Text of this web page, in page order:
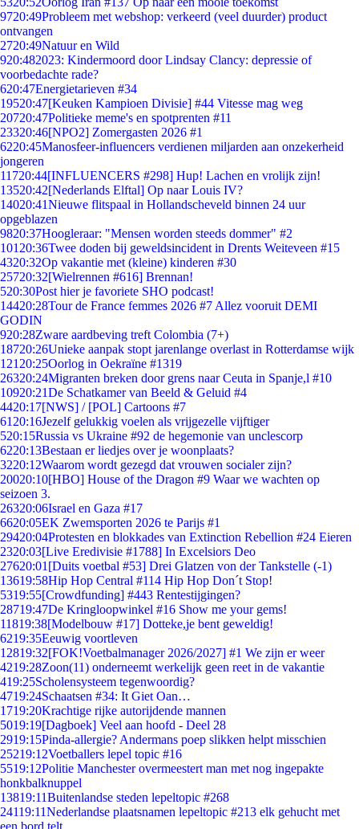
9720:49Probleem met webshop: verkeerd (veel duurder) product
ontvangen
2720:49Natuur en Wild
920:482023: Kindermoord door Lindsay Clancy: depressie of
voorbedachte rade?
620:47Energietarieven #34
19520:47[Keuken Kampioen Divisie] #44 Vitesse mag weg
20720:47Politieke meme's en spotprenten #11
23320:46[NPO2] Zomergasten 2026 #1
6220:45Manosfeer-influencers verdienen miljarden aan onzekerheid
jongeren
11720:44[INFLUENCERS #298] Hup! Lachen en vrolijk zijn!
13520:42[Nederlands Elftal] Op naar Louis IV?
14020:41Nieuwe flitspaal in Hollandscheveld binnen 24 uur
opgeblazen
9820:37Hoogleraar: "Mensen worden steeds dommer" #2
101 20:36Twee doden bij geweldsincident in Drents Weiteveen #15
4320:32Op vakantie met (kleine) kinderen #30
25720:32[Wielrennen #616] Brennan!
520:30Post hier je favoriete SHO podcast!
14420:28Tour de France femmes 2026 #7 Allez vooruit DEMI
GODIN
920:28Zware aardbeving treft Colombia (7+)
18720:26Unieke aanpak stopt jarenlange overlast in Rotterdamse wijk
121 20:25Oorlog in Oekraïne #1319
26320:24Migranten breken door grens naar Ceuta in Spanje,l #10
10920:21De Schatkamer van Beeld & Geluid #4
4420:17[NWS] / [POL] Cartoons #7
61 20:16Jezelf gelukkig voelen als vrijgezelle vijftiger
520:15Russia vs Ukraine #92 de hegemonie van unclescorp
6220:13Bestaan er liedjes over je woonplaats?
3220:12Waarom wordt gezegd dat vrouwen socialer zijn?
20020:10[HBO] House of the Dragon #9 Waar we wachten op
seizoen 3.
26320:06Israel en Gaza #17
6620:05EK Zwemsporten 2026 te Parijs #1
29420:04Protesten en blokkades van Extinction Rebellion #24 Eieren
2320:03[Live Eredivisie #1788] In Excelsiors Deo
27620:01 [Duits voetbal #53] Drei Glatzen von der Tankstelle (-1)
13619:58Hip Hop Central #114 Hip Hop Don´t Stop!
5319:55[Crowdfunding] #443 Rentestijgingen?
28719:47De Kringloopwinkel #16 Show me your gems!
11819:38[Modelbouw #17] Dotteke,je bent geweldig!
6219:35Eeuwig voortleven
12819:32[FOK!Voetbalmanager 2026/2027] #1 We zijn er weer
4219:28Zoon(11) onderneemt werkelijk geen reet in de vakantie
419:25Scholensysteem tegenwoordig?
4719:24Schaatsen #34: It Giet Oan…
1719:20Krachtige rijke autorijdende mannen
5019:19[Dagboek] Veel aan hoofd - Deel 28
2919:15Pinda-allergie? Andermans poep slikken helpt misschien
25219:12Voetballers lepel topic #16
5519:12Politie Manchester overmeestert man met nog ingepakte
honkbalknuppel
13819:11Buitenlandse steden lepeltopic #268
24119:11Nederlandse plaatsnamen lepeltopic #213 elk gehucht met
een bord telt